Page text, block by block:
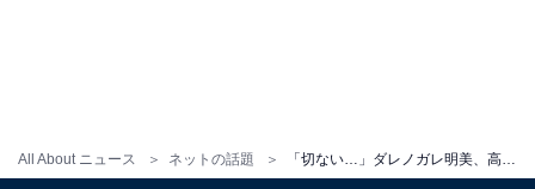
All About ニュース ネットの話題